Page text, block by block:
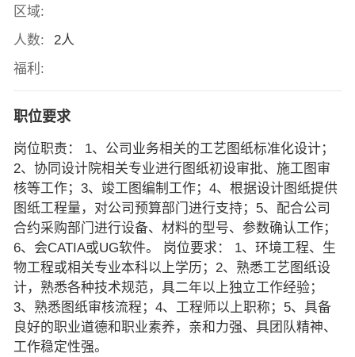
区域:
人数:
2人
福利:
职位要求
岗位职责： 1、公司业务相关的工艺图纸标准化设计；
2、协同设计院相关专业进行图纸初设审批、施工图审
核等工作；3、竣工图编制工作；4、根据设计图纸提供
图纸工程量，对公司预算部门进行支持；5、配合公司
合约采购部门进行设备、材料的型号、参数确认工作；
6、会CATIA或UG软件。 岗位要求： 1、环境工程、生
物工程或相关专业本科以上学历；2、熟悉工艺图纸设
计，熟悉各种技术规范，具二年以上独立工作经验；
3、熟悉图纸审核流程；4、工程师以上职称；5、具备
良好的职业道德和职业素养，亲和力强、具团队精神、
工作稳定性强。